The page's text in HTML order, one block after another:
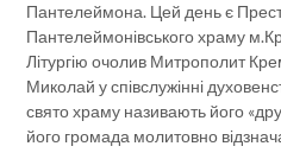
Пантелеймона. Цей день є
Пантелеймонівського храму
Літургію очолив Митрополит
Миколай у співслужінні
свято храму називають його
його громада молитовно